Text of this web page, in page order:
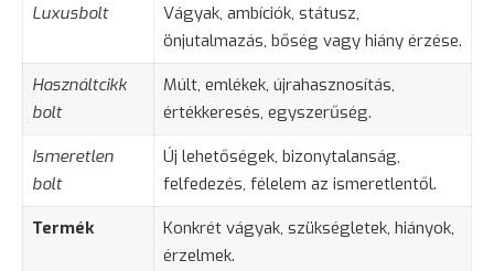
Luxusbolt
Vágyak, ambíciók, státusz,
önjutalmazás, bőség vagy hiány érzése.
Használtcikk
bolt
Múlt, emlékek, újrahasznosítás,
értékkeresés, egyszerűség.
Ismeretlen
bolt
Új lehetőségek, bizonytalanság,
felfedezés, félelem az ismeretlentől.
Termék
Konkrét vágyak, szükségletek, hiányok,
érzelmek.